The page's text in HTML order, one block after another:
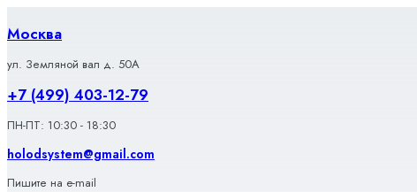
к
содержимому
Москва
ул. Земляной вал д. 50А
+7 (499) 403-12-79
ПН-ПТ: 10:30 - 18:30
holodsystem@gmail.com
Пишите на e-mail